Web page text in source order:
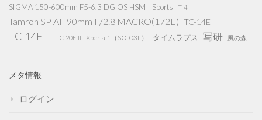
SIGMA 150-600mm F5-6.3 DG OS HSM | Sports T-4
Tamron SP AF 90mm F/2.8 MACRO(172E) TC-14EII
TC-14EIII TC-20EIII Xperia 1（SO-03L） タイムラプス 写研 風の森
メタ情報
ログイン